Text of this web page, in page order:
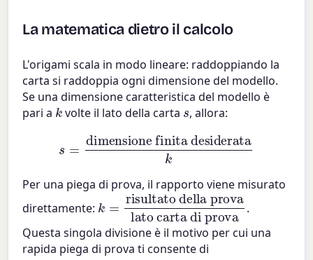
La matematica dietro il calcolo
L'origami scala in modo lineare: raddoppiando la
carta si raddoppia ogni dimensione del modello.
Se una dimensione caratteristica del modello è
pari a
k
volte il lato della carta
s
, allora:
dimensione finita desiderata
Per una piega di prova, il rapporto viene misurato
direttamente:
=
risultato della prova
lato carta di prova
.
Questa singola divisione è il motivo per cui una
rapida piega di prova ti consente di